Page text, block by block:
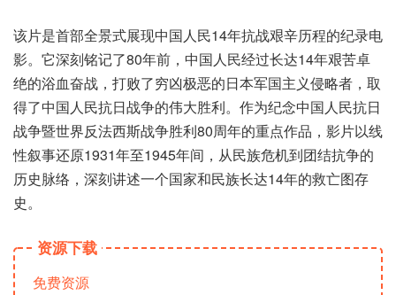
该片是首部全景式展现中国人民14年抗战艰辛历程的纪录电
影。它深刻铭记了80年前，中国人民经过长达14年艰苦卓
绝的浴血奋战，打败了穷凶极恶的日本军国主义侵略者，取
得了中国人民抗日战争的伟大胜利。作为纪念中国人民抗日
战争暨世界反法西斯战争胜利80周年的重点作品，影片以线
性叙事还原1931年至1945年间，从民族危机到团结抗争的
历史脉络，深刻讲述一个国家和民族长达14年的救亡图存
史。
资源下载
免费资源